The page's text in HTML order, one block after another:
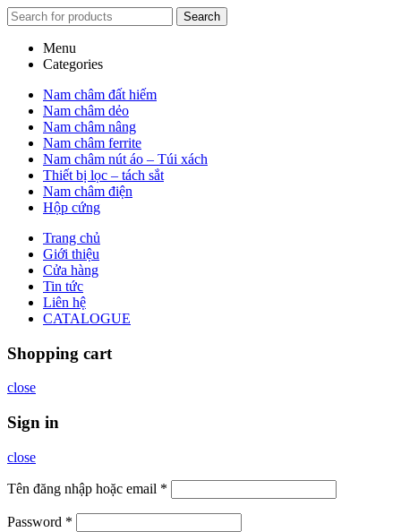
Search
Menu
Categories
Nam châm đất hiếm
Nam châm dẻo
Nam châm nâng
Nam châm ferrite
Nam châm nút áo – Túi xách
Thiết bị lọc – tách sắt
Nam châm điện
Hộp cứng
Trang chủ
Giới thiệu
Cửa hàng
Tin tức
Liên hệ
CATALOGUE
Shopping cart
close
Sign in
close
Tên đăng nhập hoặc email *
Password *